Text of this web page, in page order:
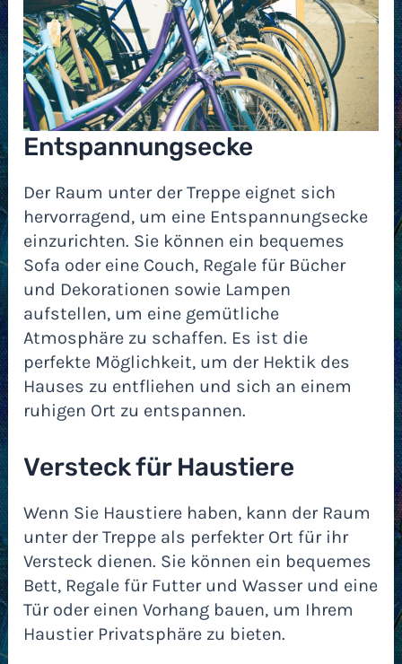
Entspannungsecke
Der Raum unter der Treppe eignet sich
hervorragend, um eine Entspannungsecke
einzurichten. Sie können ein bequemes
Sofa oder eine Couch, Regale für Bücher
und Dekorationen sowie Lampen
aufstellen, um eine gemütliche
Atmosphäre zu schaffen. Es ist die
perfekte Möglichkeit, um der Hektik des
Hauses zu entfliehen und sich an einem
ruhigen Ort zu entspannen.
Versteck für Haustiere
Wenn Sie Haustiere haben, kann der Raum
unter der Treppe als perfekter Ort für ihr
Versteck dienen. Sie können ein bequemes
Bett, Regale für Futter und Wasser und eine
Tür oder einen Vorhang bauen, um Ihrem
Haustier Privatsphäre zu bieten.